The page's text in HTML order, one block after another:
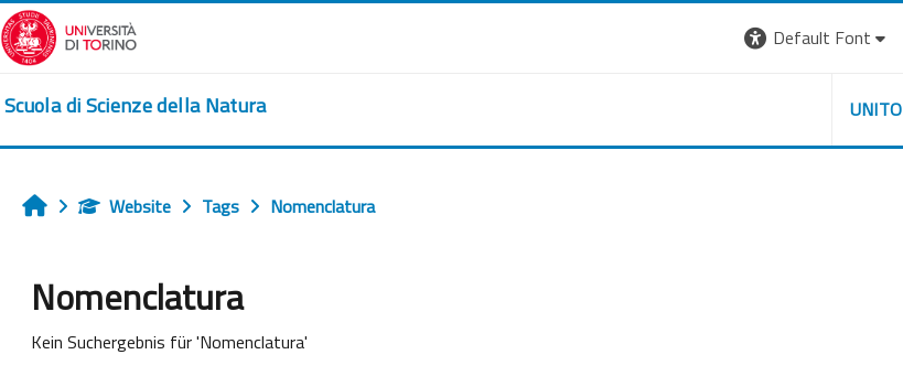
Zum Hauptinhalt
Default Font
Scuola di Scienze della Natura UNITO
Startseite
Website Tags Nomenclatura
Nomenclatura
Kein Suchergebnis für 'Nomenclatura'